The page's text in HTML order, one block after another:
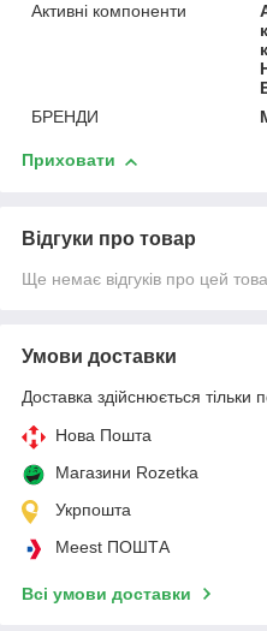
Активні компоненти
БРЕНДИ
Приховати
Відгуки про товар
Ще немає відгуків про цей
Умови доставки
Доставка здійснюється тільки
Нова Пошта
Магазини Rozetka
Укрпошта
Meest ПОШТА
Всі умови доставки